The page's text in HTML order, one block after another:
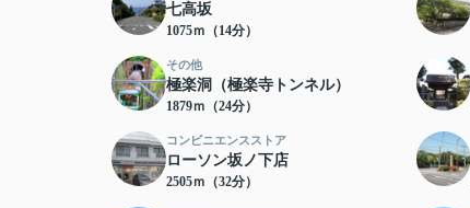
七高坂
1075ｍ（14分）
その他
極楽洞（極楽寺トンネル）
1879ｍ（24分）
コンビニエンスストア
ローソン坂ノ下店
2505ｍ（32分）